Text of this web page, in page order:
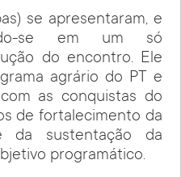
se apresentaram, e
se em um só
do encontro. Ele
agrário do PT e
as conquistas do
de fortalecimento da
da sustentação da
programático.